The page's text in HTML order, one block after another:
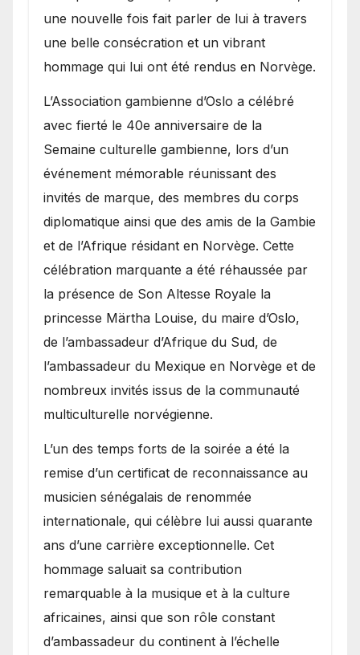
une nouvelle fois fait parler de lui à travers
une belle consécration et un vibrant
hommage qui lui ont été rendus en Norvège.
​L’Association gambienne d’Oslo a célébré
avec fierté le 40e anniversaire de la
Semaine culturelle gambienne, lors d’un
événement mémorable réunissant des
invités de marque, des membres du corps
diplomatique ainsi que des amis de la Gambie
et de l’Afrique résidant en Norvège. Cette
célébration marquante a été réhaussée par
la présence de Son Altesse Royale la
princesse Märtha Louise, du maire d’Oslo,
de l’ambassadeur d’Afrique du Sud, de
l’ambassadeur du Mexique en Norvège et de
nombreux invités issus de la communauté
multiculturelle norvégienne.
​L’un des temps forts de la soirée a été la
remise d’un certificat de reconnaissance au
musicien sénégalais de renommée
internationale, qui célèbre lui aussi quarante
ans d’une carrière exceptionnelle. Cet
hommage saluait sa contribution
remarquable à la musique et à la culture
africaines, ainsi que son rôle constant
d’ambassadeur du continent à l’échelle